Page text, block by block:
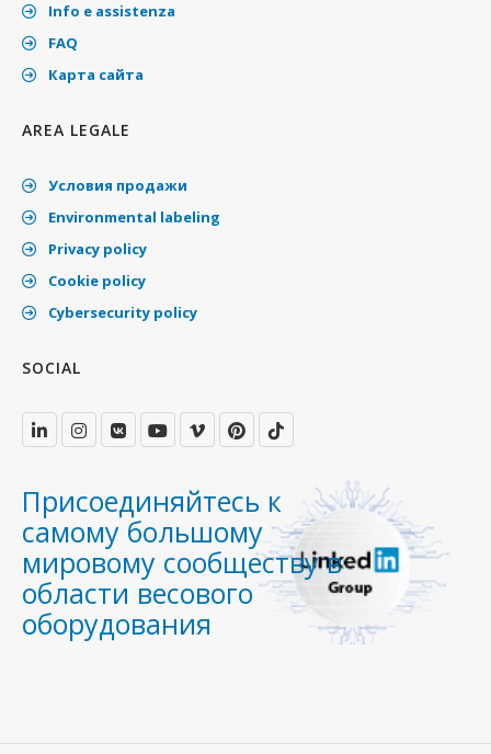
Info e assistenza
FAQ
Карта сайта
AREA LEGALE
Условия продажи
Environmental labeling
Privacy policy
Cookie policy
Cybersecurity policy
SOCIAL
Присоединяйтесь к
самому большому
мировому сообществу в
области весового
оборудования